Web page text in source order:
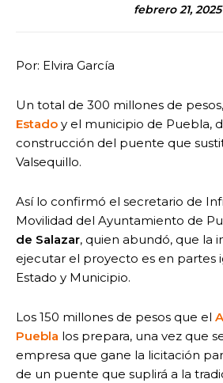
febrero 21, 2025
Por: Elvira García
Un total de 300 millones de
Estado y el municipio de Puebla,
construcción del puente que
Valsequillo.
Así lo confirmó el secretario de
Movilidad del Ayuntamiento de
de Salazar, quien abundó, que la
ejecutar el proyecto es en partes
Estado y Municipio.
Los 150 millones de pesos que el
Puebla los prepara, una vez que
empresa que gane la licitación
de un puente que suplirá a la